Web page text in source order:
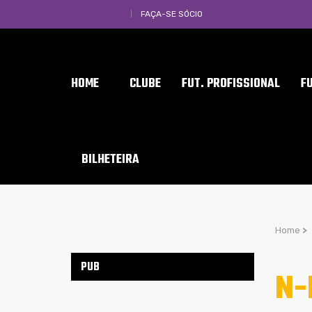
FAÇA-SE SÓCIO
HOME CLUBE FUT. PROFISSIONAL
BILHETEIRA
Home >
PUB